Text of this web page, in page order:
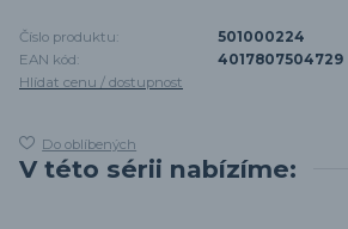
Číslo produktu:
501000224
EAN kód:
4017807504729
Hlídat cenu / dostupnost
Do oblíbených
V této sérii nabízíme: